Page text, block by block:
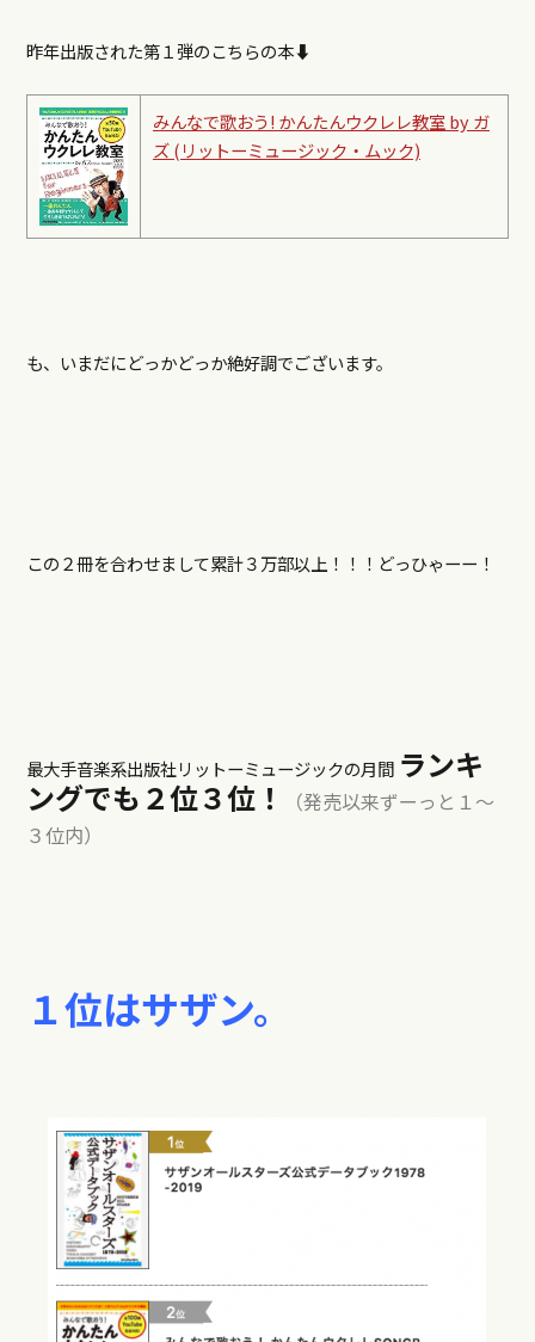
昨年出版された第１弾のこちらの本⬇︎
みんなで歌おう! かんたんウクレレ教室 by ガ
ズ (リットーミュージック・ムック)
も、いまだにどっかどっか絶好調でございます。
この２冊を合わせまして累計３万部以上！！！どっひゃーー！
最大手音楽系出版社リットーミュージックの月間 ランキ
ングでも２位３位！
（発売以来ずーっと１〜
３位内）
１位はサザン。